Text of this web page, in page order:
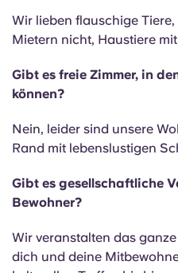
Wir lieben flauschige
Mietern nicht, Haustiere
Gibt es freie Zimmer, in
können?
Nein, leider sind unsere
Rand mit lebenslustigen
Gibt es gesellschaftliche
Bewohner?
Wir veranstalten das
dich und deine